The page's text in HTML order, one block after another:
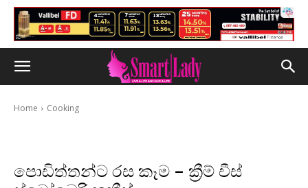
Home Cooking
පොඩිත්තන්ට රස කෑම – ක්‍රීම් චීස්